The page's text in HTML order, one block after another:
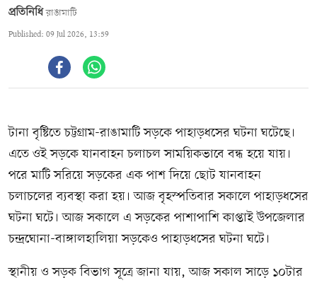
প্রতিনিধি রাঙামাটি
Published: 09 Jul 2026, 13:59
টানা বৃষ্টিতে চট্টগ্রাম-রাঙামাটি সড়কে পাহাড়ধসের ঘটনা ঘটেছে।
এতে ওই সড়কে যানবাহন চলাচল সাময়িকভাবে বন্ধ হয়ে যায়।
পরে মাটি সরিয়ে সড়কের এক পাশ দিয়ে ছোট যানবাহন
চলাচলের ব্যবস্থা করা হয়। আজ বৃহস্পতিবার সকালে পাহাড়ধসের
ঘটনা ঘটে। আজ সকালে এ সড়কের পাশাপাশি কাপ্তাই উপজেলার
চন্দ্রঘোনা-বাঙ্গালহালিয়া সড়কেও পাহাড়ধসের ঘটনা ঘটে।
​স্থানীয় ও সড়ক বিভাগ সূত্রে জানা যায়, আজ সকাল সাড়ে ১০টার